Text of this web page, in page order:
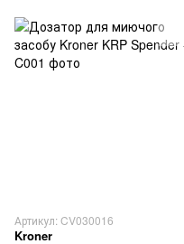
Артикул: CV030016
Kroner